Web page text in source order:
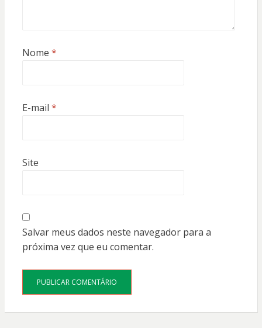
Nome *
E-mail *
Site
Salvar meus dados neste navegador para a
próxima vez que eu comentar.